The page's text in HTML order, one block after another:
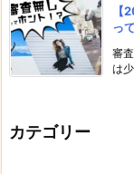
【
っ
審
は
カテゴリー